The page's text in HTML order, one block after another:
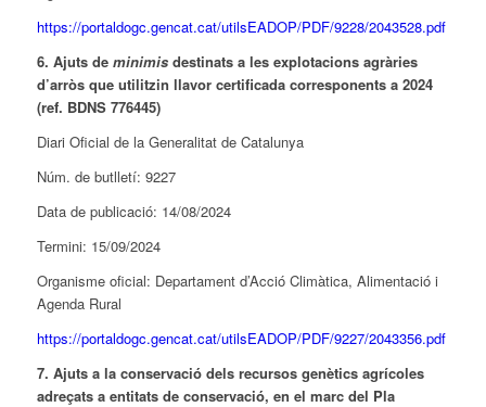
https://portaldogc.gencat.cat/utilsEADOP/PDF/9228/2043528.pdf
6. Ajuts de minimisdestinats a les explotacions agràries
d’arròs que utilitzin llavor certificada corresponents a 2024
(ref. BDNS 776445)
Diari Oficial de la Generalitat de Catalunya
Núm. de butlletí: 9227
Data de publicació: 14/08/2024
Termini: 15/09/2024
Organisme oficial: Departament d’Acció Climàtica, Alimentació i
Agenda Rural
https://portaldogc.gencat.cat/utilsEADOP/PDF/9227/2043356.pdf
7. Ajuts a la conservació dels recursos genètics agrícoles
adreçats a entitats de conservació, en el marc del Pla